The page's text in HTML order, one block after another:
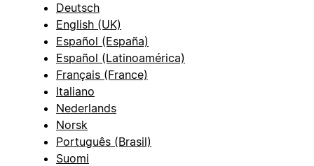
Deutsch
English (UK)
Español (España)
Español (Latinoamérica)
Français (France)
Italiano
Nederlands
Norsk
Português (Brasil)
Suomi